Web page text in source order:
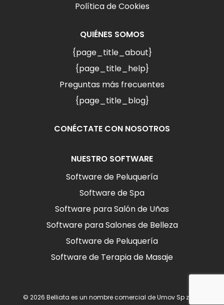
Política de Cookies
QUIÉNES SOMOS
{page_title_about}
{page_title_help}
Preguntas más frecuentes
{page_title_blog}
CONÉCTATE CON NOSOTROS
NUESTRO SOFTWARE
Software de Peluquería
Software de Spa
Software para Salón de Uñas
Software para Salones de Belleza
Software de Peluquería
Software de Terapia de Masaje
© 2026 Belliata es un nombre comercial de Umov Sp z o.o.